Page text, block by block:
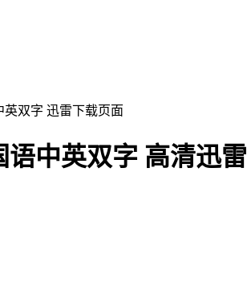
英双字 迅雷下载页面
中英双字 高清迅